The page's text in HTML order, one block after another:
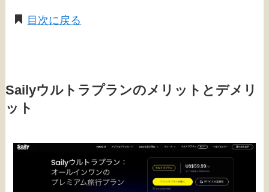
目次に戻る
Sailyウルトラプランのメリットとデメリ
ット